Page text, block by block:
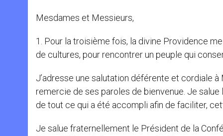
Mesdames et Messieurs,
1. Pour la troisième fois, la divine Providence
de cultures, pour rencontrer un peuple qui
J’adresse une salutation déférente et cordiale
remercie de ses paroles de bienvenue. Je
de tout ce qui a été accompli afin de faciliter,
Je salue fraternellement le Président de la